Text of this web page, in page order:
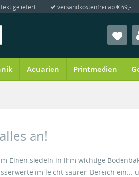
geliefert versandkostenfrei ab € 69,-
Aquarien Printmedien
an!
Einen siedeln in ihm wichtige
im leicht sauren Bereich